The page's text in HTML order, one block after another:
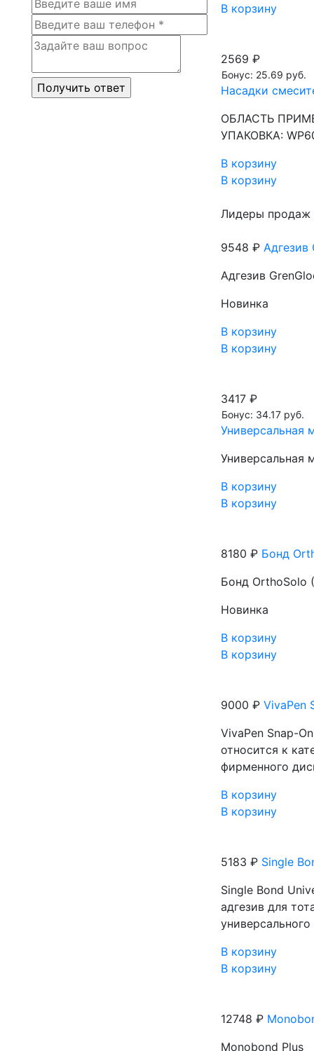
В корзину
2569 ₽
Бонус: 25.69 руб.
Насадки
ОБЛАСТЬ
УПАКОВКА:
В корзину
В корзину
Лидеры продаж
9548 ₽ Адгезив
Адгезив
Новинка
В корзину
В корзину
3417 ₽
Бонус: 34.17 руб.
Универсальная
Универсальная
В корзину
В корзину
8180 ₽ Бонд
Бонд OrthoSolo
Новинка
В корзину
В корзину
9000 ₽ VivaPen
VivaPen Snap-
относится к
фирменного
В корзину
В корзину
5183 ₽ Single
Single Bond
адгезив для
В корзину
В корзину
12748 ₽
Monobond Plus